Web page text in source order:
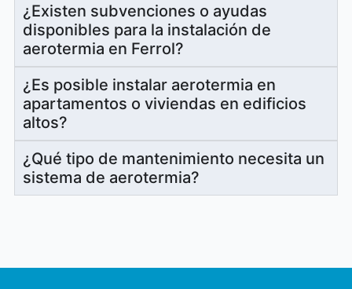
¿Existen subvenciones o ayudas
disponibles para la instalación de
aerotermia en Ferrol?
¿Es posible instalar aerotermia en
apartamentos o viviendas en edificios
altos?
¿Qué tipo de mantenimiento necesita un
sistema de aerotermia?